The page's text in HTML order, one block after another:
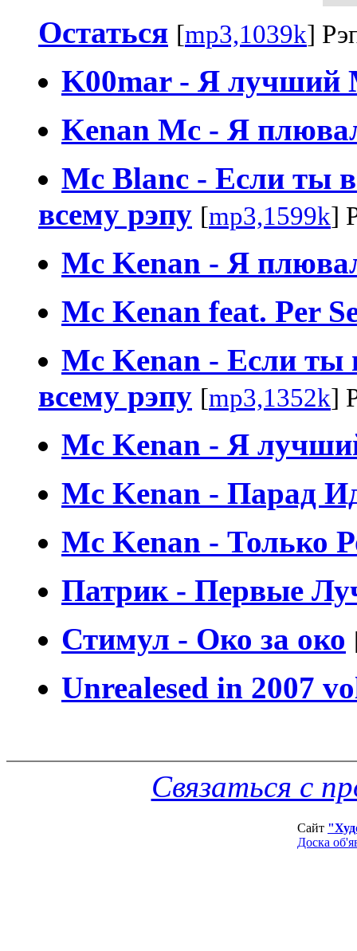
Остаться [mp3,1039k]
K00mar - Я лучший
Kenan Mc - Я
Mc Blanc - Если ты
всему рэпу [mp3,1599k]
Mc Kenan - Я
Mc Kenan feat. Per
Mc Kenan - Если ты
всему рэпу [mp3,1352k]
Mc Kenan - Я
Mc Kenan - Парад
Mc Kenan - Только
Патрик - Первые
Стимул - Око за око
Unrealesed in 2007
Связаться с
Сайт
Доска